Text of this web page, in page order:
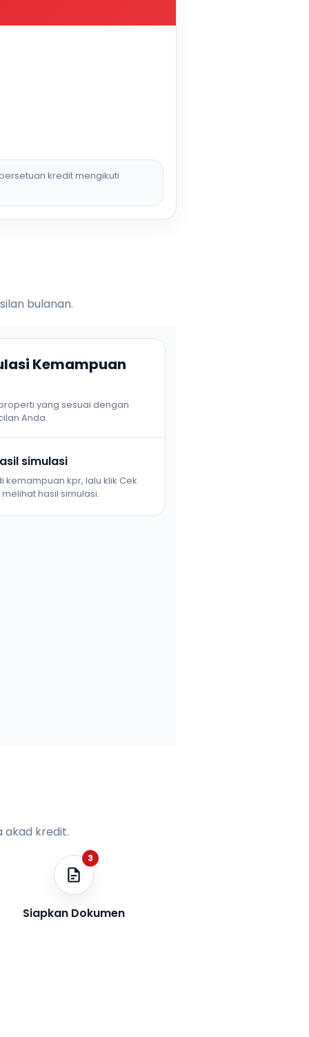
kredit mengikuti
bulanan.
Kemampuan
yang sesuai dengan
Anda.
simulasi
kemampuan kpr, lalu klik Cek
hasil simulasi.
akad kredit.
3
Siapkan Dokumen